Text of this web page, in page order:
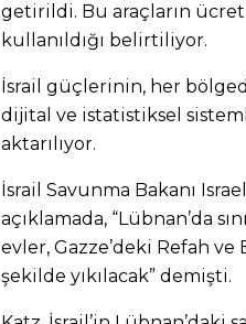
getirildi. Bu araçların
kullanıldığı belirtiliyor.
İsrail güçlerinin, her
dijital ve istatistiksel
aktarılıyor.
İsrail Savunma Bakanı
açıklamada, “Lübnan’da
evler, Gazze’deki Refah
şekilde yıkılacak” demişti.